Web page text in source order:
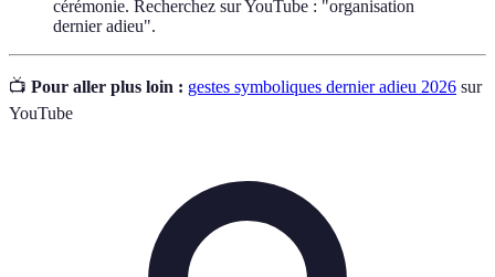
cérémonie. Recherchez sur YouTube : "organisation
dernier adieu".
📺 Pour aller plus loin : gestes symboliques dernier adieu 2026 sur
YouTube